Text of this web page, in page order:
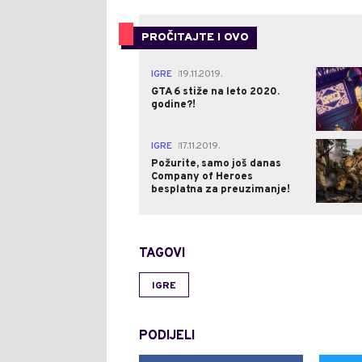
PROČITAJTE I OVO
IGRE 19.11.2019.
GTA 6 stiže na leto 2020.
godine?!
IGRE 17.11.2019.
Požurite, samo još danas
Company of Heroes
besplatna za preuzimanje!
TAGOVI
IGRE
PODIJELI